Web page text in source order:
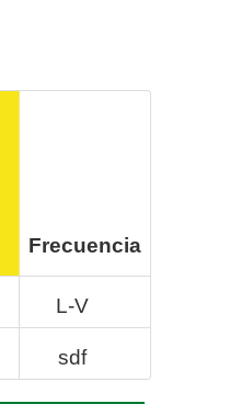
Frecuencia
L-V
sdf